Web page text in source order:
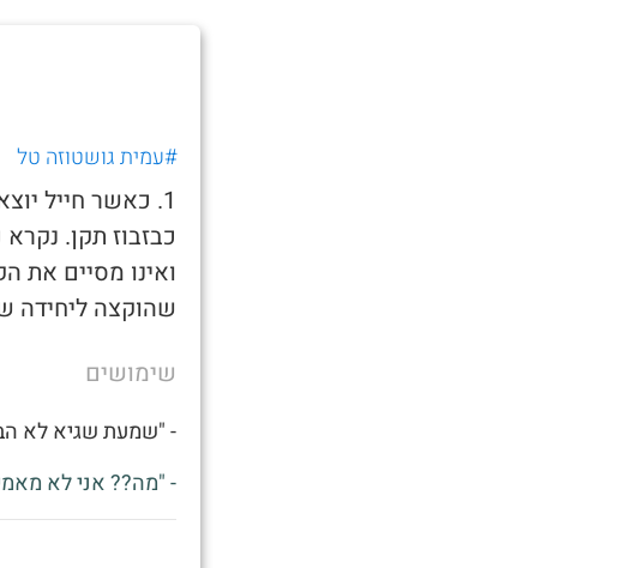
#עמית גושטוזה טל
1. כאשר חייל
כבזבוז תקן.
ואינו מסיים את
שהוקצה ליחידה
שימושים
- "שמעת שגיא לא
- "מה?? אני לא